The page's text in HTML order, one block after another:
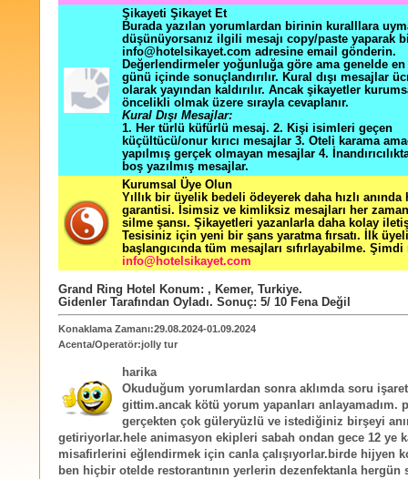
Şikayeti Şikayet Et
Burada yazılan yorumlardan birinin kuralllara
düşünüyorsanız ilgili mesajı copy/paste yaparak
info@hotelsikayet.com adresine email gönderin.
Değerlendirmeler yoğunluğa göre ama genelde
günü içinde sonuçlandırılır. Kural dışı mesajlar
olarak yayından kaldırılır. Ancak şikayetler
öncelikli olmak üzere sırayla cevaplanır.
Kural Dışı Mesajlar:
1. Her türlü küfürlü mesaj. 2. Kişi isimleri geçen
küçültücü/onur kırıcı mesajlar 3. Oteli karama
yapılmış gerçek olmayan mesajlar 4.
boş yazılmış mesajlar.
Kurumsal Üye Olun
Yıllık bir üyelik bedeli ödeyerek daha hızlı
garantisi. İsimsiz ve kimliksiz mesajları her zaman
silme şansı. Şikayetleri yazanlarla daha kolay
Tesisiniz için yeni bir şans yaratma fırsatı. İlk
başlangıcında tüm mesajları sıfırlayabilme. Şimdi
info@hotelsikayet.com
Grand Ring Hotel Konum: , Kemer, Turkiye.
Gidenler Tarafından Oyladı. Sonuç: 5/ 10 Fena Değil
Konaklama Zamanı:29.08.2024-01.09.2024
Acenta/Operatör:jolly tur
harika
Okuduğum yorumlardan sonra aklımda soru
gittim.ancak kötü yorum yapanları anlayamadım.
gerçekten çok güleryüzlü ve istediğiniz birşeyi
getiriyorlar.hele animasyon ekipleri sabah ondan gece 12 ye
misafirlerini eğlendirmek için canla çalışıyorlar.birde hijyen
ben hiçbir otelde restorantının yerlerin dezenfektanla